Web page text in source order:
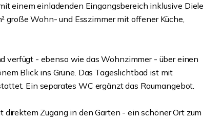
einem einladenden Eingangsbereich inklusive Diele
große Wohn- und Esszimmer mit offener Küche,
verfügt - ebenso wie das Wohnzimmer - über einen
Blick ins Grüne. Das Tageslichtbad ist mit
Ein separates WC ergänzt das Raumangebot.
Zugang in den Garten - ein schöner Ort zum